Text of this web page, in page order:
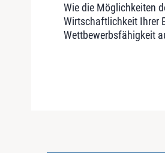
Wie die Möglichkeiten
Wirtschaftlichkeit Ihrer
Wettbewerbsfähigkeit